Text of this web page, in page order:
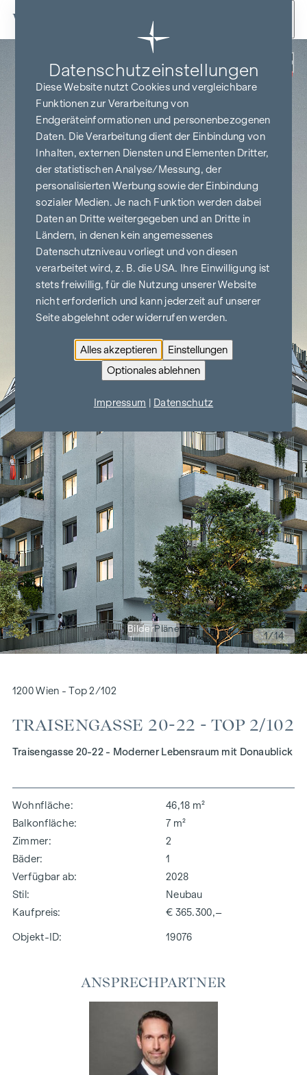
Zum Inhalt springen
PROVISIONSFREI
BIS BAUBEGINN
BilderPläne
1/14
1200 Wien - Top 2/102
TRAISENGASSE 20-22 - TOP 2/102
Traisengasse 20-22 - Moderner Lebensraum mit Donaublick
Wohnfläche
46,18 m²
Balkonfläche
7 m²
Zimmer
2
Bäder
1
Verfügbar ab
2028
Stil
Neubau
Kaufpreis
€ 365.300,–
Objekt-ID: 19076
ANSPRECHPARTNER
Datenschutz­einstellungen
Diese Website nutzt Cookies und vergleichbare
Funktionen zur Verarbeitung von
Endgeräteinformationen und personenbezogenen
Daten. Die Verarbeitung dient der Einbindung von
Inhalten, externen Diensten und Elementen Dritter,
der statistischen Analyse/Messung, der
personalisierten Werbung sowie der Einbindung
sozialer Medien. Je nach Funktion werden dabei
Daten an Dritte weitergegeben und an Dritte in
Ländern, in denen kein angemessenes
Datenschutzniveau vorliegt und von diesen
verarbeitet wird, z. B. die USA. Ihre Einwilligung ist
stets freiwillig, für die Nutzung unserer Website
nicht erforderlich und kann jederzeit auf unserer
Seite abgelehnt oder widerrufen werden.
Alles akzeptieren
Einstellungen
Optionales ablehnen
Impressum Datenschutz